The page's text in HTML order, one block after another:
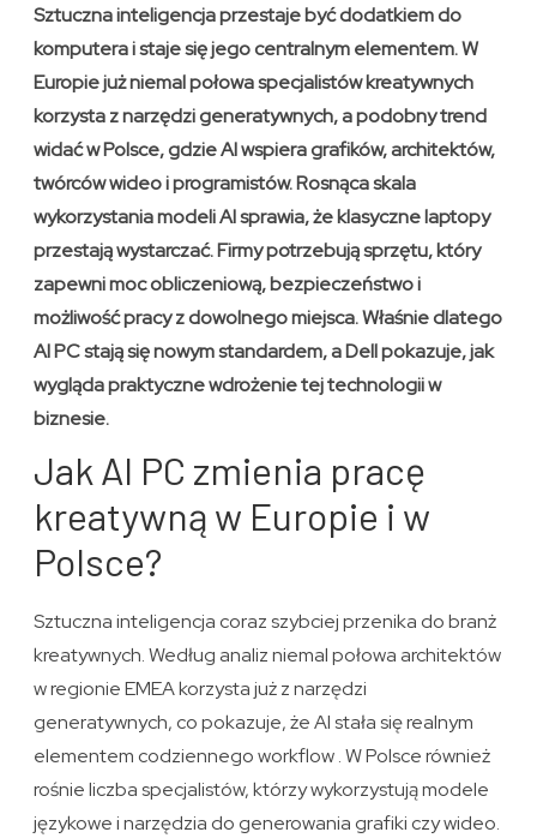
Sztuczna inteligencja przestaje być dodatkiem do
komputera i staje się jego centralnym elementem. W
Europie już niemal połowa specjalistów kreatywnych
korzysta z narzędzi generatywnych, a podobny trend
widać w Polsce, gdzie AI wspiera grafików, architektów,
twórców wideo i programistów. Rosnąca skala
wykorzystania modeli AI sprawia, że klasyczne laptopy
przestają wystarczać. Firmy potrzebują sprzętu, który
zapewni moc obliczeniową, bezpieczeństwo i
możliwość pracy z dowolnego miejsca. Właśnie dlatego
AI PC stają się nowym standardem, a Dell pokazuje, jak
wygląda praktyczne wdrożenie tej technologii w
biznesie.
Jak AI PC zmienia pracę
kreatywną w Europie i w
Polsce?
Sztuczna inteligencja coraz szybciej przenika do branż
kreatywnych. Według analiz niemal połowa architektów
w regionie EMEA korzysta już z narzędzi
generatywnych, co pokazuje, że AI stała się realnym
elementem codziennego workflow . W Polsce również
rośnie liczba specjalistów, którzy wykorzystują modele
językowe i narzędzia do generowania grafiki czy wideo.